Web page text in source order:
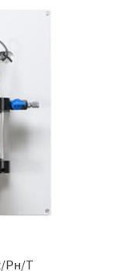
Pн/T